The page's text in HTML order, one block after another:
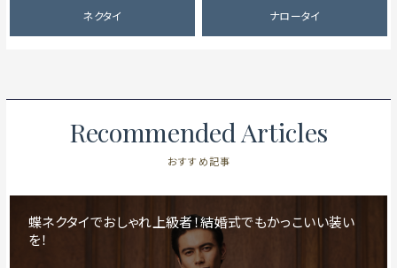
ネクタイ ナロータイ
Recommended Articles
おすすめ記事
蝶ネクタイでおしゃれ上級者！結婚式でもかっこいい装い
を！